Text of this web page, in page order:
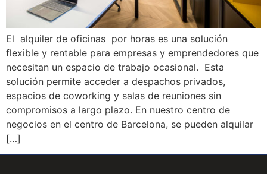
El alquiler de oficinas por horas es una solución
flexible y rentable para empresas y emprendedores que
necesitan un espacio de trabajo ocasional. Esta
solución permite acceder a despachos privados,
espacios de coworking y salas de reuniones sin
compromisos a largo plazo. En nuestro centro de
negocios en el centro de Barcelona, ​​​​se pueden alquilar
[…]